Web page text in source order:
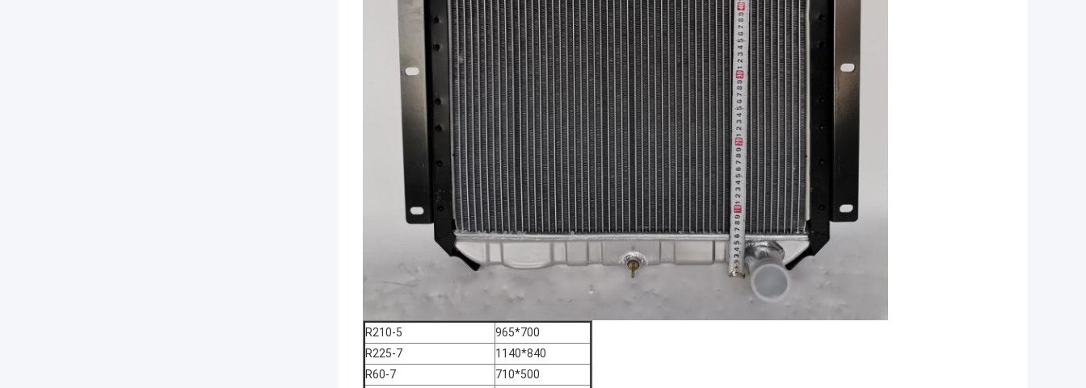
R210-5
965*700
R225-7
1140*840
R60-7
710*500